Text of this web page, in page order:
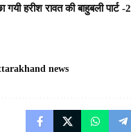
हरीश रावत की बाहुबली पार्ट -2
news